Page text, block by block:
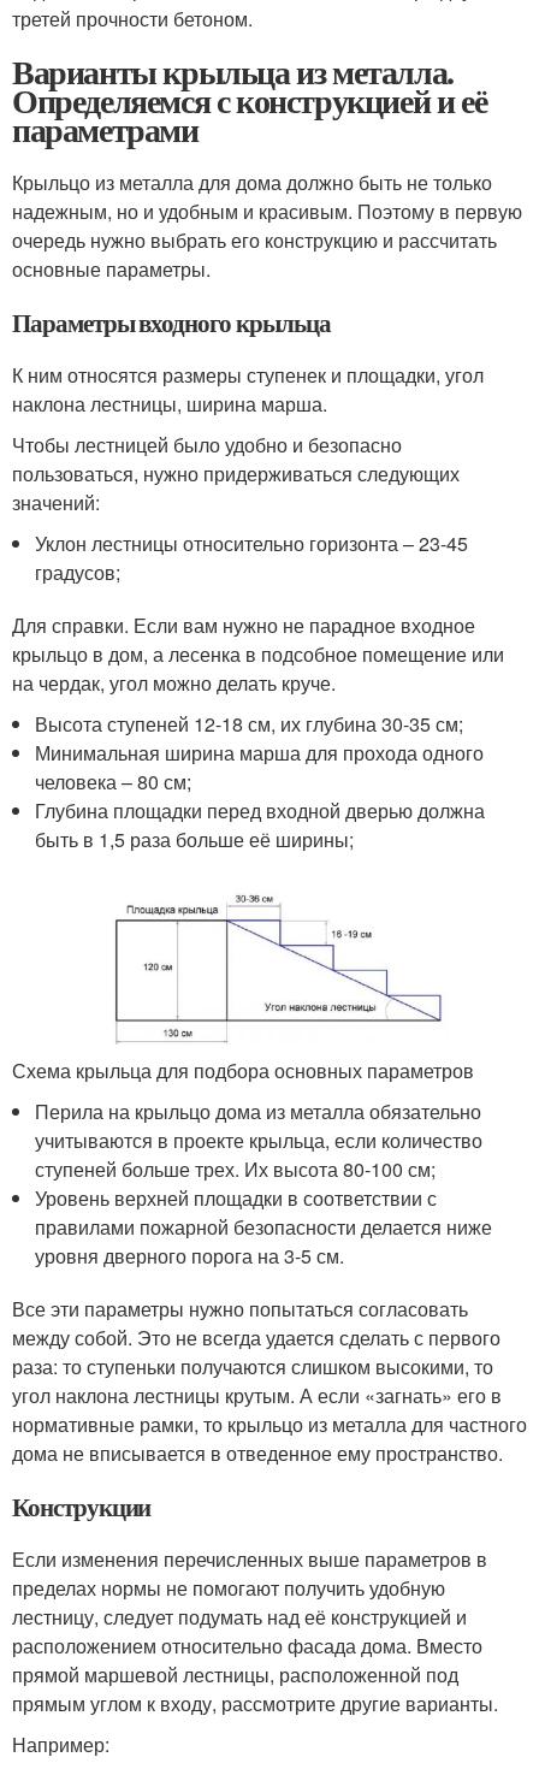
третей прочности бетоном.
Варианты крыльца из металла.
Определяемся с конструкцией и её
параметрами
Крыльцо из металла для дома должно быть не только
надежным, но и удобным и красивым. Поэтому в первую
очередь нужно выбрать его конструкцию и рассчитать
основные параметры.
Параметры входного крыльца
К ним относятся размеры ступенек и площадки, угол
наклона лестницы, ширина марша.
Чтобы лестницей было удобно и безопасно
пользоваться, нужно придерживаться следующих
значений:
Уклон лестницы относительно горизонта – 23-45
градусов;
Для справки. Если вам нужно не парадное входное
крыльцо в дом, а лесенка в подсобное помещение или
на чердак, угол можно делать круче.
Высота ступеней 12-18 см, их глубина 30-35 см;
Минимальная ширина марша для прохода одного
человека – 80 см;
Глубина площадки перед входной дверью должна
быть в 1,5 раза больше её ширины;
Схема крыльца для подбора основных параметров
Перила на крыльцо дома из металла обязательно
учитываются в проекте крыльца, если количество
ступеней больше трех. Их высота 80-100 см;
Уровень верхней площадки в соответствии с
правилами пожарной безопасности делается ниже
уровня дверного порога на 3-5 см.
Все эти параметры нужно попытаться согласовать
между собой. Это не всегда удается сделать с первого
раза: то ступеньки получаются слишком высокими, то
угол наклона лестницы крутым. А если «загнать» его в
нормативные рамки, то крыльцо из металла для частного
дома не вписывается в отведенное ему пространство.
Конструкции
Если изменения перечисленных выше параметров в
пределах нормы не помогают получить удобную
лестницу, следует подумать над её конструкцией и
расположением относительно фасада дома. Вместо
прямой маршевой лестницы, расположенной под
прямым углом к входу, рассмотрите другие варианты.
Например: